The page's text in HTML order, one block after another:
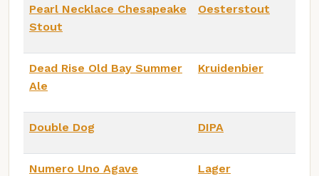
Pearl Necklace Chesapeake
Stout
Oesterstout
Dead Rise Old Bay Summer
Ale
Kruidenbier
Double Dog DIPA
Numero Uno Agave
Lager